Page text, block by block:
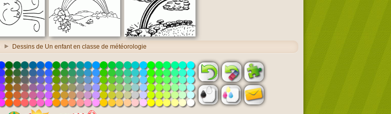
Dessins de Un enfant en classe de météorologie